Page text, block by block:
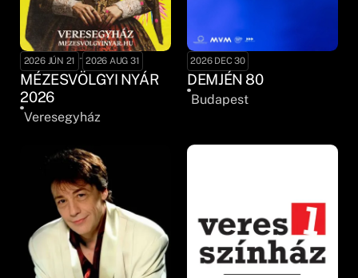
2026 JÚN 21 - 2026 AUG 31
MÉZESVÖLGYI NYÁR
2026
Veresegyház
2026 DEC 30
DEMJÉN 80
Budapest